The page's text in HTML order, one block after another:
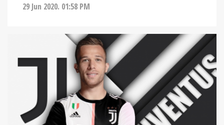
29 Jun 2020. 01:58 PM